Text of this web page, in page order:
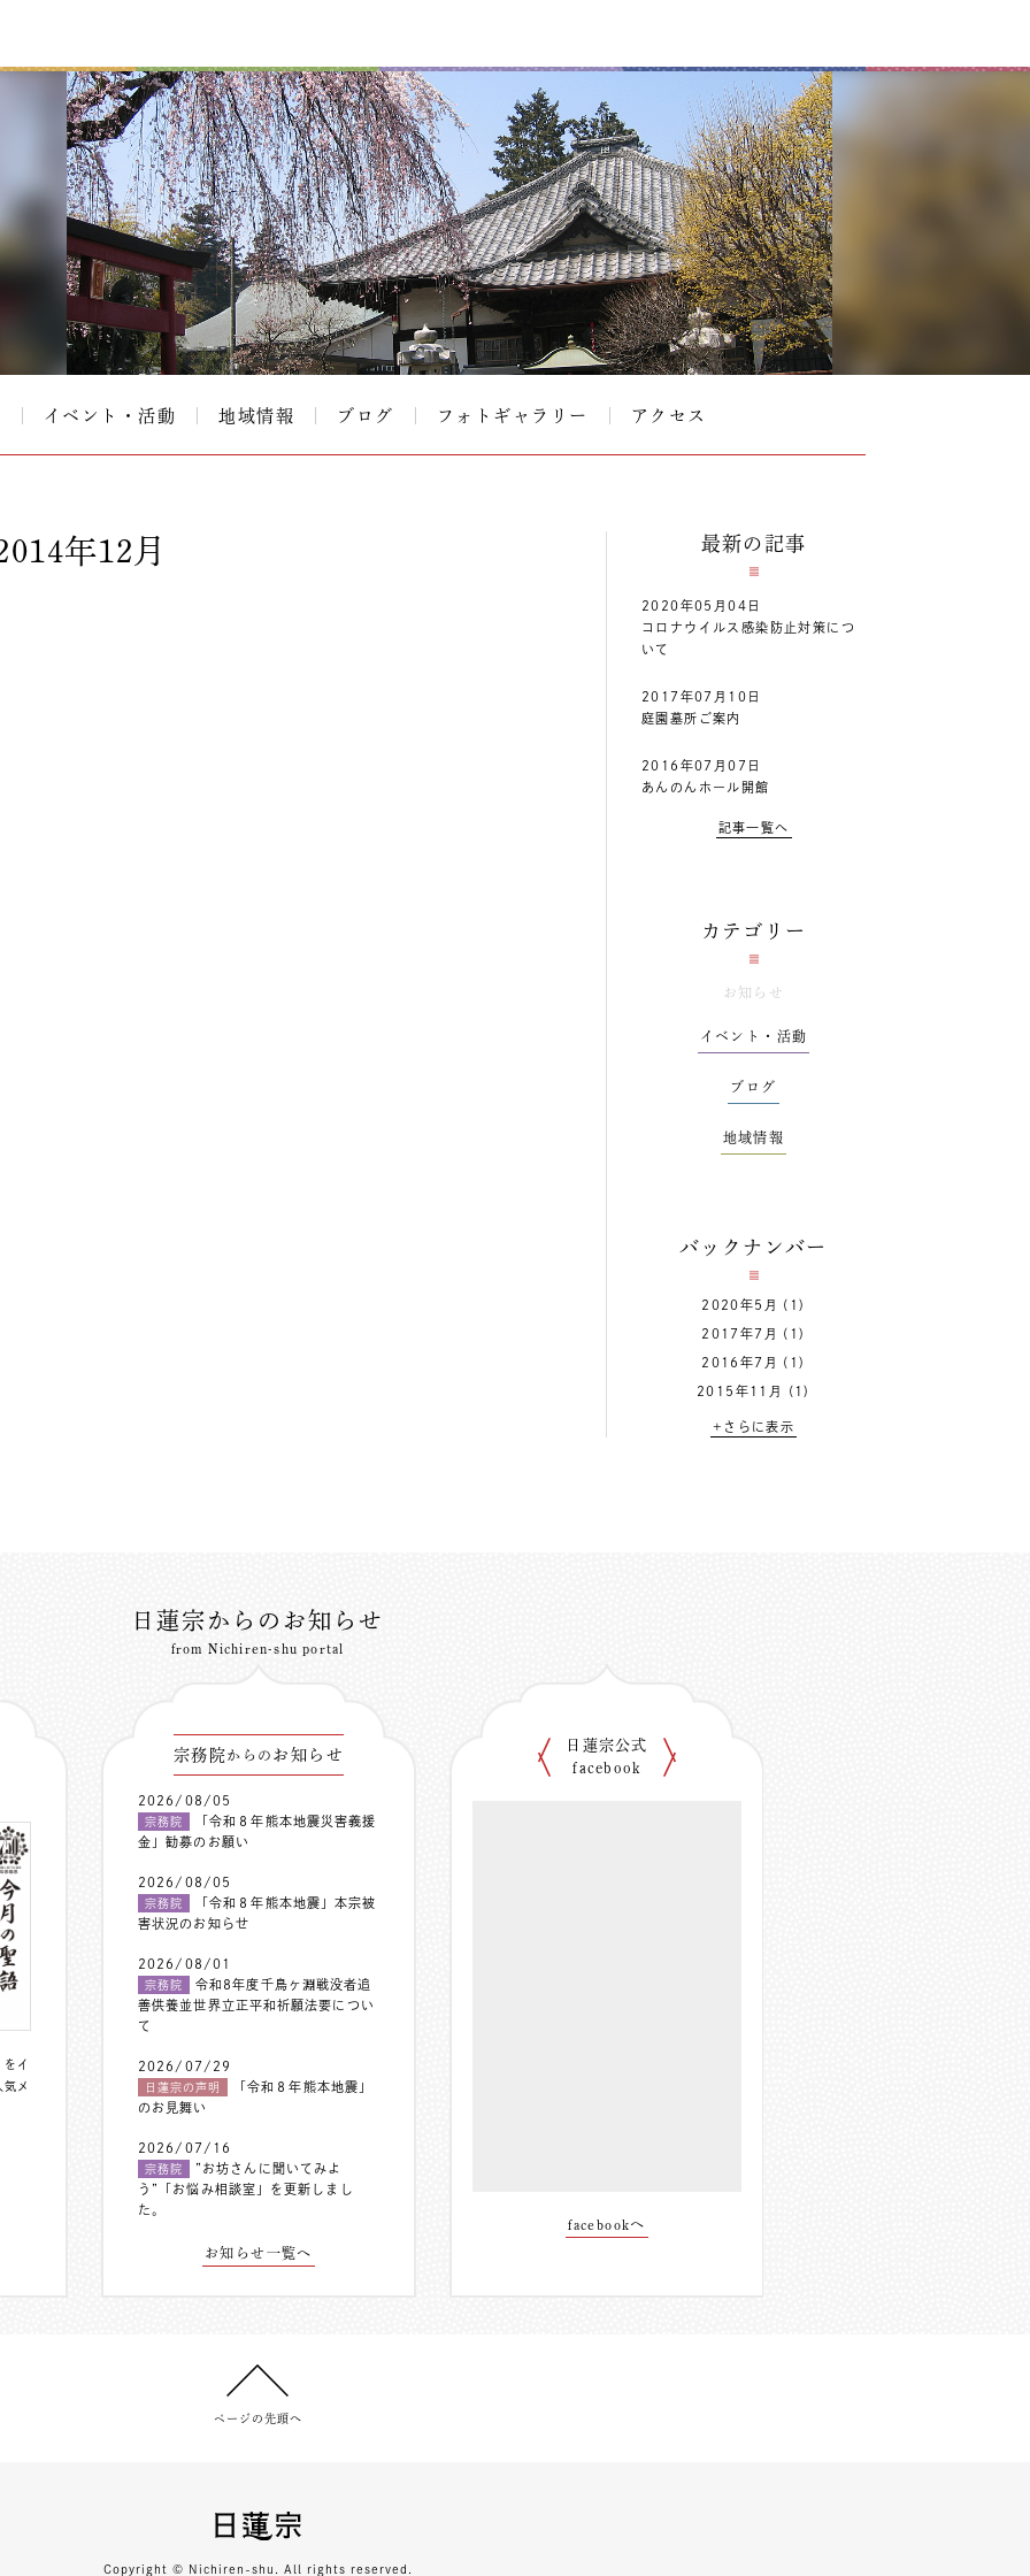
イベント・活動 地域情報 ブログ フォトギャラリー アクセス
年12月 最新の記事
2020年05月04日
コロナウイルス感染防止対策につ
いて
2017年07月10日
庭園墓所ご案内
2016年07月07日
あんのんホール開館
記事一覧へ
カテゴリー
お知らせ
イベント・活動
ブログ
地域情報
バックナンバー
2020年5月 (1)
2017年7月 (1)
2016年7月 (1)
2015年11月 (1)
+さらに表示
日蓮宗からのお知らせ
from Nichiren-shu portal
イ
メ
宗務院からの お知らせ
2026/08/05
宗務院
「令和８年熊本地震災害義援
金」勧募のお願い
2026/08/05
宗務院
「令和８年熊本地震」本宗被
害状況のお知らせ
2026/08/01
宗務院
令和8年度千鳥ヶ淵戦没者追
善供養並世界立正平和祈願法要につい
て
2026/07/29
日蓮宗の声明
「令和８年熊本地震」
のお見舞い
2026/07/16
宗務院
”お坊さんに聞いてみよ
う”「お悩み相談室」を更新しまし
た。
お知らせ一覧へ
日蓮宗公式
facebook
facebookへ
ページの先頭へ
Copyright © Nichiren-shu. All rights reserved.